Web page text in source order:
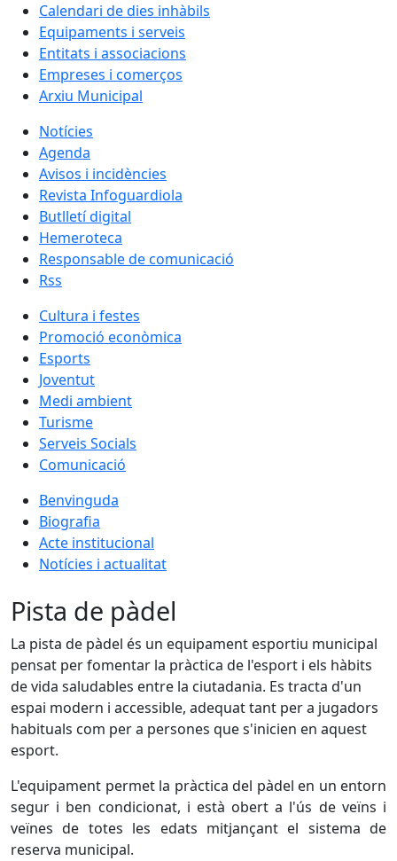
Calendari de dies inhàbils
Equipaments i serveis
Entitats i associacions
Empreses i comerços
Arxiu Municipal
Notícies
Agenda
Avisos i incidències
Revista Infoguardiola
Butlletí digital
Hemeroteca
Responsable de comunicació
Rss
Cultura i festes
Promoció econòmica
Esports
Joventut
Medi ambient
Turisme
Serveis Socials
Comunicació
Benvinguda
Biografia
Acte institucional
Notícies i actualitat
Pista de pàdel
La pista de pàdel és un equipament esportiu municipal
pensat per fomentar la pràctica de l'esport i els hàbits
de vida saludables entre la ciutadania. Es tracta d'un
espai modern i accessible, adequat tant per a jugadors
habituals com per a persones que s'inicien en aquest
esport.
L'equipament permet la pràctica del pàdel en un entorn
segur i ben condicionat, i està obert a l'ús de veïns i
veïnes de totes les edats mitjançant el sistema de
reserva municipal.